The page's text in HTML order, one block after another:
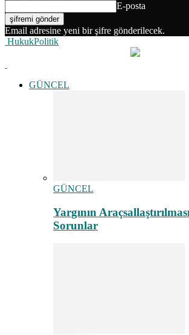
E-posta
Email adresine yeni bir şifre gönderilecek.
HukukPolitik
GÜNCEL
GÜNCEL
Yargının
Sorunlar